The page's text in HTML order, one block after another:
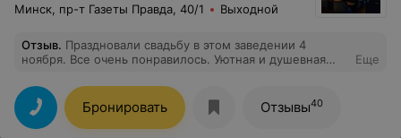
Минск, пр-т Газеты Правда, 40/1 Выходной
Отзыв. Праздновали свадьбу в этом заведении 4
ноября. Все очень понравилось. Уютная и душевная
красивая подача блюд. Придраться не к чему). Спасибо
за организацию нашего торжества!
Еще
Бронировать Отзывы40